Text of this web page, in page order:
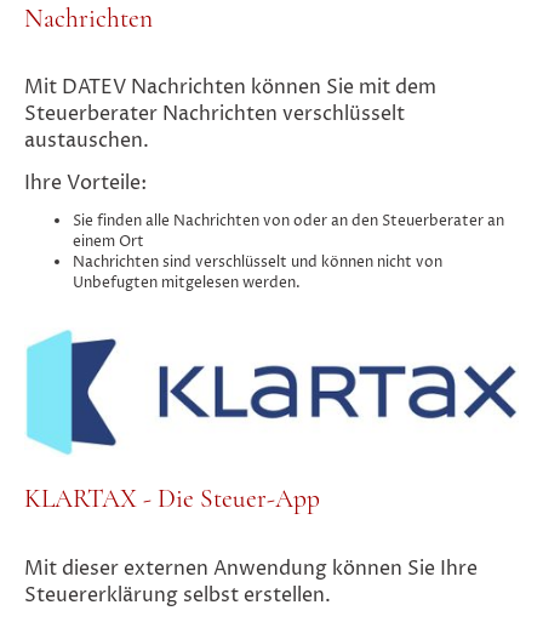
Nachrichten
Mit DATEV Nachrichten können Sie mit dem
Steuerberater Nachrichten verschlüsselt
austauschen.
Ihre Vorteile:
Sie finden alle Nachrichten von oder an den Steuerberater an
einem Ort
Nachrichten sind verschlüsselt und können nicht von
Unbefugten mitgelesen werden.
KLARTAX - Die Steuer-App
Mit dieser externen Anwendung können Sie Ihre
Steuererklärung selbst erstellen.